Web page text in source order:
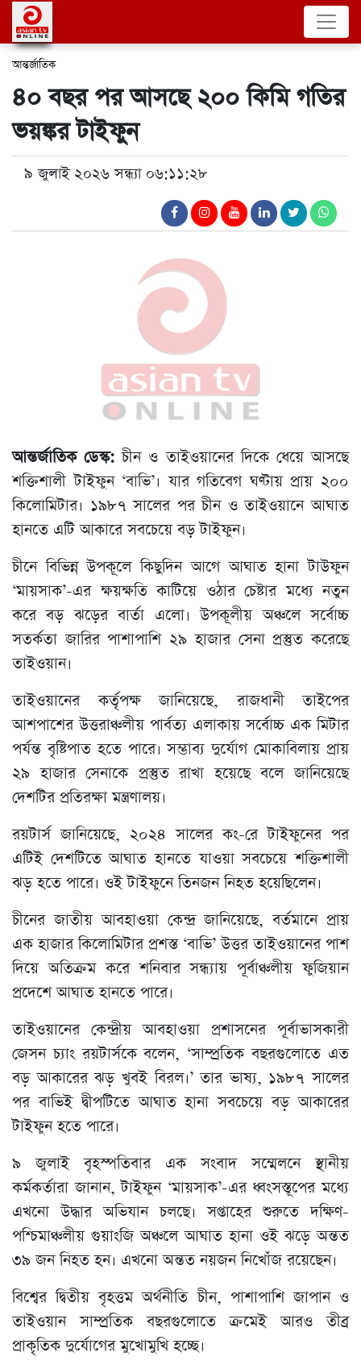
আন্তর্জাতিক
৪০ বছর পর আসছে ২০০ কিমি গতির
ভয়ঙ্কর টাইফুন
৯ জুলাই ২০২৬ সন্ধ্যা ০৬:১১:২৮
আন্তর্জাতিক ডেস্ক:চীন ও তাইওয়ানের দিকে ধেয়ে আসছে
শক্তিশালী টাইফুন ‘বাভি’। যার গতিবেগ ঘণ্টায় প্রায় ২০০
কিলোমিটার। ১৯৮৭ সালের পর চীন ও তাইওয়ানে আঘাত
হানতে এটি আকারে সবচেয়ে বড় টাইফুন।
চীনে বিভিন্ন উপকূলে কিছুদিন আগে আঘাত হানা টাউফুন
‘মায়সাক’-এর ক্ষয়ক্ষতি কাটিয়ে ওঠার চেষ্টার মধ্যে নতুন
করে বড় ঝড়ের বার্তা এলো। উপকূলীয় অঞ্চলে সর্বোচ্চ
সতর্কতা জারির পাশাপাশি ২৯ হাজার সেনা প্রস্তুত করেছে
তাইওয়ান।
তাইওয়ানের কর্তৃপক্ষ জানিয়েছে, রাজধানী তাইপের
আশপাশের উত্তরাঞ্চলীয় পার্বত্য এলাকায় সর্বোচ্চ এক মিটার
পর্যন্ত বৃষ্টিপাত হতে পারে। সম্ভাব্য দুর্যোগ মোকাবিলায় প্রায়
২৯ হাজার সেনাকে প্রস্তুত রাখা হয়েছে বলে জানিয়েছে
দেশটির প্রতিরক্ষা মন্ত্রণালয়।
রয়টার্স জানিয়েছে, ২০২৪ সালের কং-রে টাইফুনের পর
এটিই দেশটিতে আঘাত হানতে যাওয়া সবচেয়ে শক্তিশালী
ঝড় হতে পারে। ওই টাইফুনে তিনজন নিহত হয়েছিলেন।
চীনের জাতীয় আবহাওয়া কেন্দ্র জানিয়েছে, বর্তমানে প্রায়
এক হাজার কিলোমিটার প্রশস্ত ‘বাভি’ উত্তর তাইওয়ানের পাশ
দিয়ে অতিক্রম করে শনিবার সন্ধ্যায় পূর্বাঞ্চলীয় ফুজিয়ান
প্রদেশে আঘাত হানতে পারে।
তাইওয়ানের কেন্দ্রীয় আবহাওয়া প্রশাসনের পূর্বাভাসকারী
জেসন চ্যাং রয়টার্সকে বলেন, ‘সাম্প্রতিক বছরগুলোতে এত
বড় আকারের ঝড় খুবই বিরল।’ তার ভাষ্য, ১৯৮৭ সালের
পর বাভিই দ্বীপটিতে আঘাত হানা সবচেয়ে বড় আকারের
টাইফুন হতে পারে।
৯ জুলাই বৃহস্পতিবার এক সংবাদ সম্মেলনে স্থানীয়
কর্মকর্তারা জানান, টাইফুন ‘মায়সাক’-এর ধ্বংসস্তূপের মধ্যে
এখনো উদ্ধার অভিযান চলছে। সপ্তাহের শুরুতে দক্ষিণ-
পশ্চিমাঞ্চলীয় গুয়াংজি অঞ্চলে আঘাত হানা ওই ঝড়ে অন্তত
৩৯ জন নিহত হন। এখনো অন্তত নয়জন নিখোঁজ রয়েছেন।
বিশ্বের দ্বিতীয় বৃহত্তম অর্থনীতি চীন, পাশাপাশি জাপান ও
তাইওয়ান সাম্প্রতিক বছরগুলোতে ক্রমেই আরও তীব্র
প্রাকৃতিক দুর্যোগের মুখোমুখি হচ্ছে।